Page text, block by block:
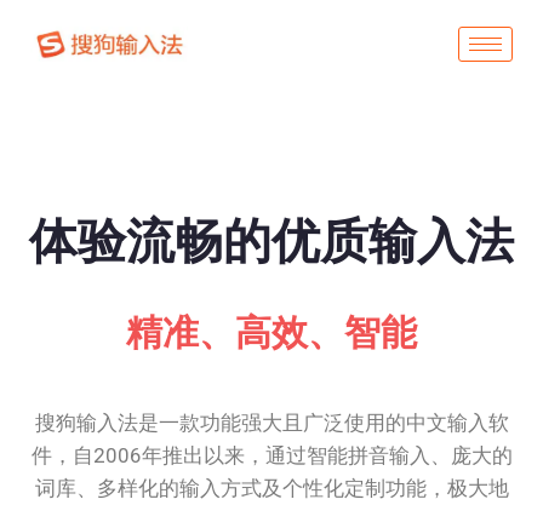
体验流畅的优质输入法
精准、高效、智能
搜狗输入法是一款功能强大且广泛使用的中文输入软
件，自2006年推出以来，通过智能拼音输入、庞大的
词库、多样化的输入方式及个性化定制功能，极大地